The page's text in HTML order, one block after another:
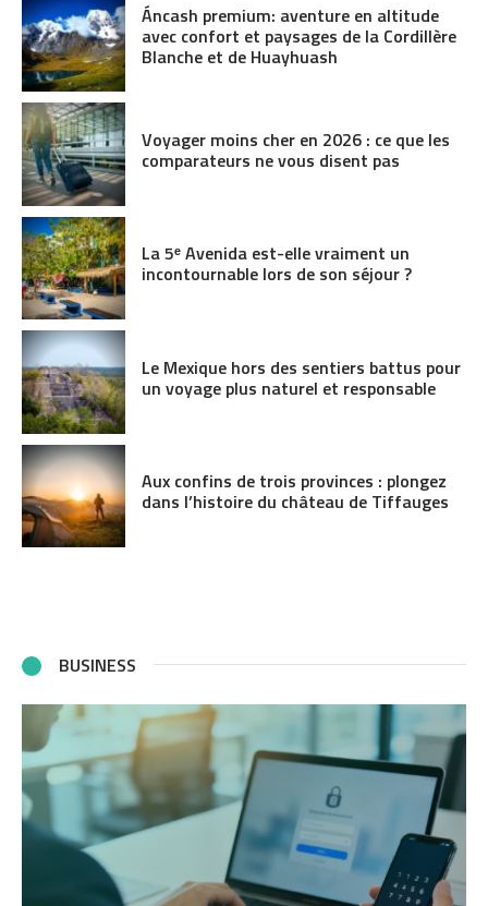
Áncash premium: aventure en altitude
avec confort et paysages de la Cordillère
Blanche et de Huayhuash
Voyager moins cher en 2026 : ce que les
comparateurs ne vous disent pas
La 5ᵉ Avenida est-elle vraiment un
incontournable lors de son séjour ?
Le Mexique hors des sentiers battus pour
un voyage plus naturel et responsable
Aux confins de trois provinces : plongez
dans l’histoire du château de Tiffauges
BUSINESS